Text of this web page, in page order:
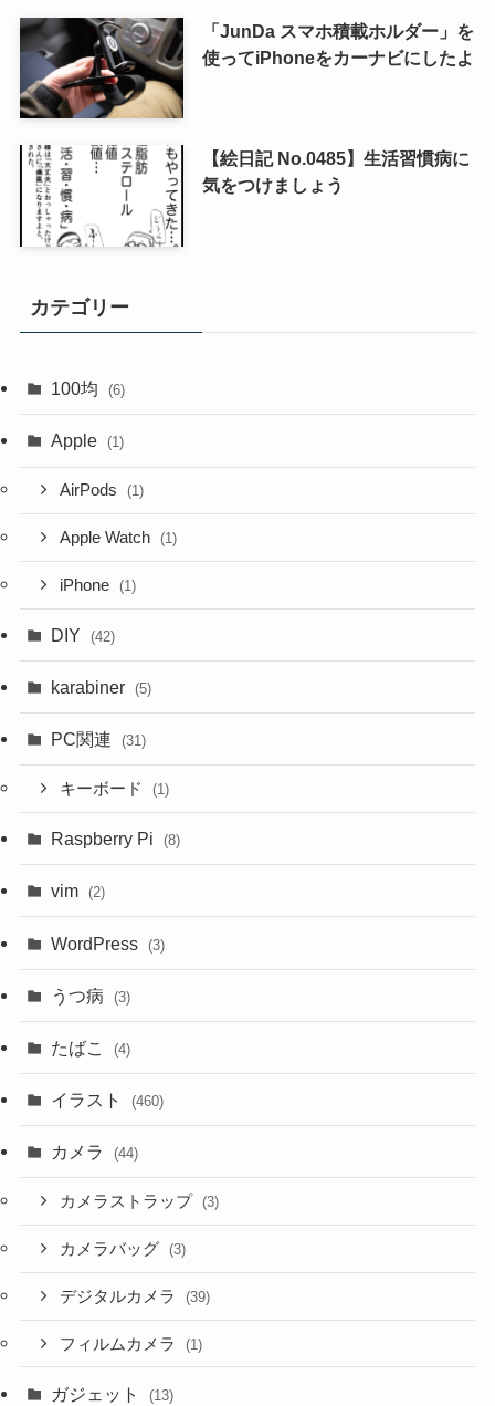
「JunDa スマホ積載ホルダー」を
使ってiPhoneをカーナビにしたよ
【絵日記 No.0485】生活習慣病に
気をつけましょう
カテゴリー
100均 (6)
Apple (1)
AirPods (1)
Apple Watch (1)
iPhone (1)
DIY (42)
karabiner (5)
PC関連 (31)
キーボード (1)
Raspberry Pi (8)
vim (2)
WordPress (3)
うつ病 (3)
たばこ (4)
イラスト (460)
カメラ (44)
カメラストラップ (3)
カメラバッグ (3)
デジタルカメラ (39)
フィルムカメラ (1)
ガジェット (13)